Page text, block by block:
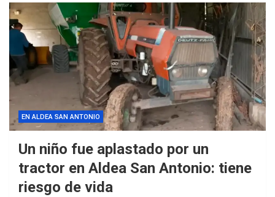
EN ALDEA SAN ANTONIO
Un niño fue aplastado por un
tractor en Aldea San Antonio: tiene
riesgo de vida